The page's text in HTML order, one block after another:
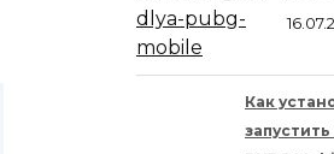
Как